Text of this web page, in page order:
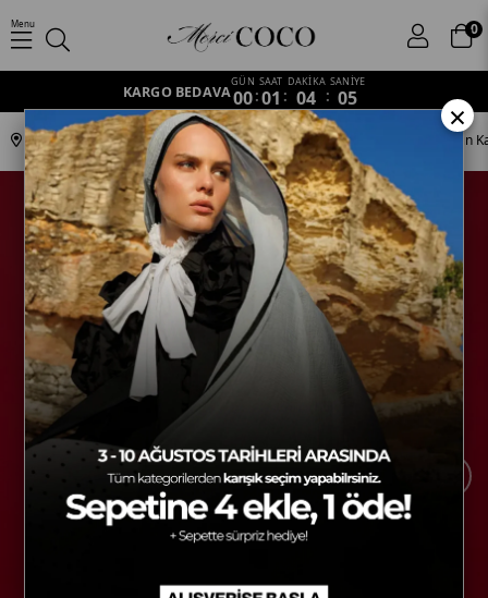
0
Menu
KARGO BEDAVA
GÜN
00:
SAAT
01 :
DAKİKA
04 :
SANİYE
04
Anasayfa Koleksiyonlar Ottoman S-SULTANİ-12 İnci Taşı & Tarçın
×